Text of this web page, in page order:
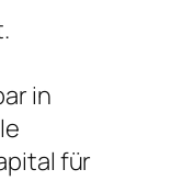
in
für